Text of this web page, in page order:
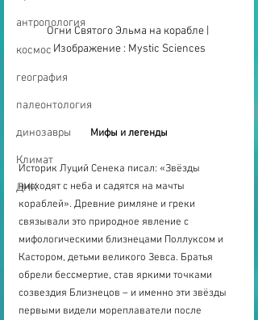
антропология
космос
география
палеонтология
динозавры
Климат
ДНК
Огни Святого Эльма на корабле |
Изображение : Mystic Sciences
Мифы и легенды
Историк Луций Сенека писал: «Звёзды
нисходят с неба и садятся на мачты
кораблей». Древние римляне и греки
связывали это природное явление с
мифологическими близнецами Поллуксом и
Кастором, детьми великого Зевса. Братья
обрели бессмертие, став яркими точками
созвездия Близнецов – и именно эти звёзды
первыми видели мореплаватели после